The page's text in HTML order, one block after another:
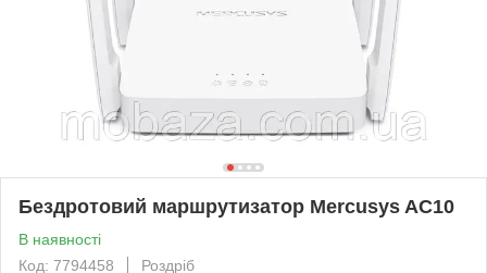
Бездротовий маршрутизатор Mercusys AC10
В наявності
Код: 7794458
Роздріб